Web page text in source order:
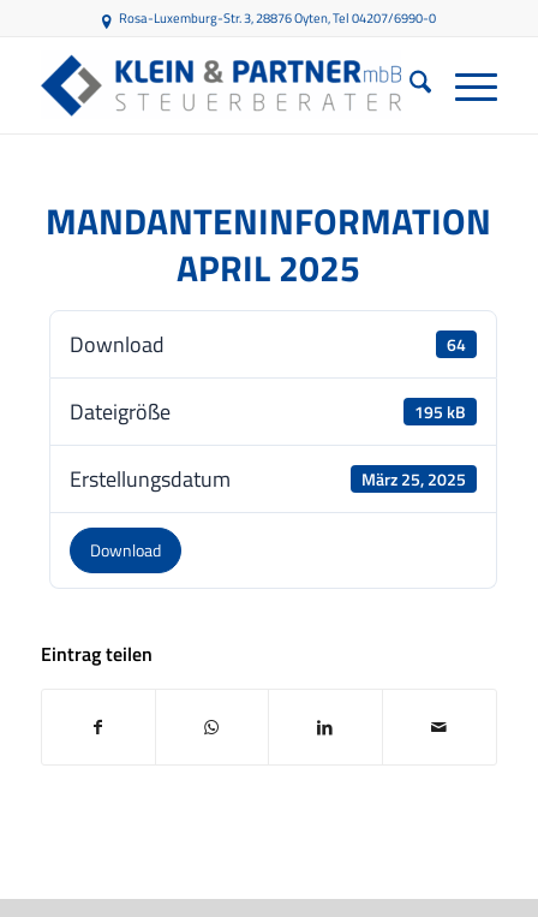
Rosa-Luxemburg-Str. 3, 28876 Oyten, Tel 04207/6990-0
MANDANTENINFORMATION
APRIL 2025
Download 64
Dateigröße 195 kB
Erstellungsdatum März 25, 2025
Download
Eintrag teilen